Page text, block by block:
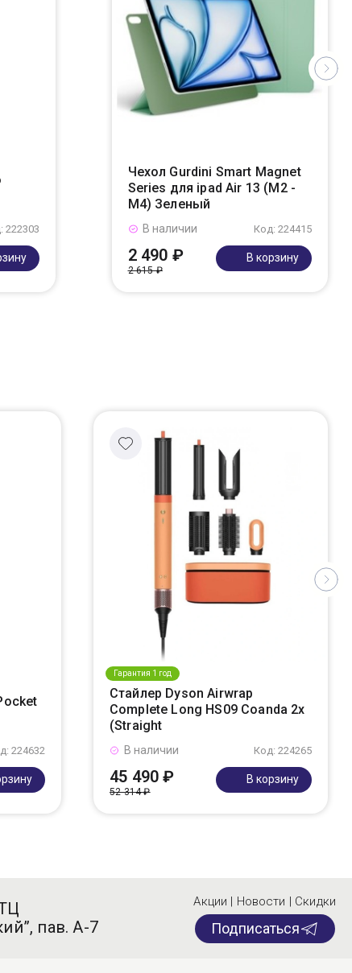
222303
Чехол Gurdini Smart Magnet
Series для ipad Air 13 (M2 -
M4) Зеленый
Код: 224415
В наличии
2 490 ₽
2 615 ₽
В корзину
224632
Гарантия 1 год
Стайлер Dyson Airwrap
Complete Long HS09 Coanda 2x
(Straight
Код: 224265
В наличии
45 490 ₽
52 314 ₽
В корзину
пав. А-7
Акции | Новости | Скидки
Подписаться